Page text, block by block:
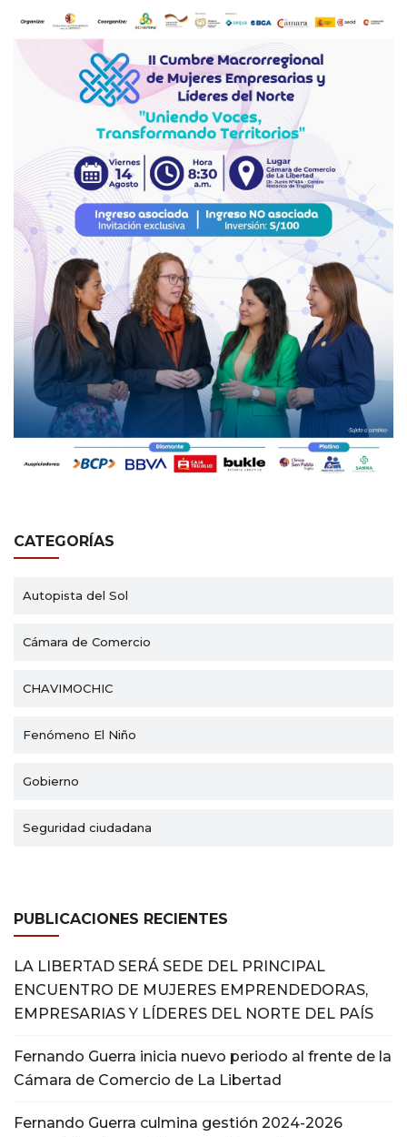
CATEGORÍAS
Autopista del Sol
Cámara de Comercio
CHAVIMOCHIC
Fenómeno El Niño
Gobierno
Seguridad ciudadana
PUBLICACIONES RECIENTES
LA LIBERTAD SERÁ SEDE DEL PRINCIPAL
ENCUENTRO DE MUJERES EMPRENDEDORAS,
EMPRESARIAS Y LÍDERES DEL NORTE DEL PAÍS
Fernando Guerra inicia nuevo periodo al frente de la
Cámara de Comercio de La Libertad
Fernando Guerra culmina gestión 2024-2026